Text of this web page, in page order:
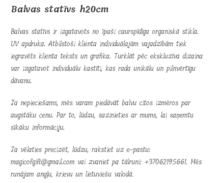
Balvas statīvs h20cm
Balvas statīvs ir izgatavots no īpaši caurspīdīga organiskā stikla.
UV apdruka. Atbilstoši klienta individuālajām vajadzībām tiek
iegravēts klienta teksts un grafika. Turklāt pēc ekskluzīva dizaina
var izgatavot individuālu kastīti, kas rada unikālu un pilnvērtīgu
dāvanu.
Ja nepieciešams, mēs varam piedāvāt balvu citos izmēros par
augstāku cenu. Par to, lūdzu, sazinieties ar mums, lai saņemtu
sīkāku informāciju.
Ja vēlaties precizēt, lūdzu, rakstiet uz e-pastu:
magicofgift@gmail.com vai zvaniet pa tālruni: +37062195661. Mēs
runājam angļu, krievu un lietuviešu valodā.